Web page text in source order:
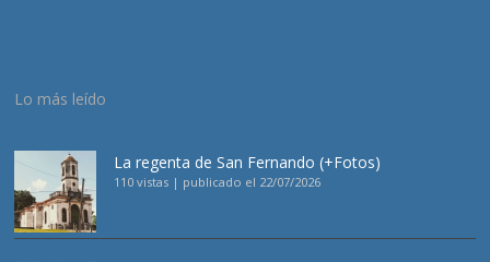
Lo más leído
La regenta de San Fernando (+Fotos)
110 vistas | publicado el 22/07/2026